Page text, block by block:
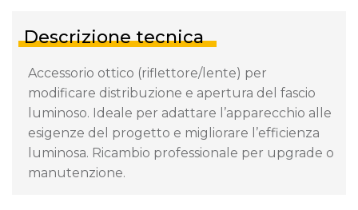
Descrizione tecnica
Accessorio ottico (riflettore/lente) per
modificare distribuzione e apertura del fascio
luminoso. Ideale per adattare l’apparecchio alle
esigenze del progetto e migliorare l’efficienza
luminosa. Ricambio professionale per upgrade o
manutenzione.